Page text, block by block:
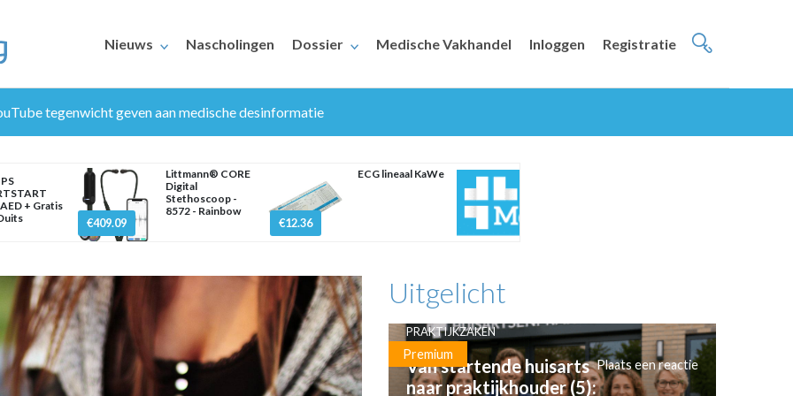
Nieuws Nascholingen Dossier Medische Vakhandel Inloggen Registratie
tegenwicht geven aan medische desinformatie
+ Gratis
€409.09
Littmann® CORE
Digital
Stethoscoop -
8572 - Rainbow
€12.36
ECG lineaal KaWe
Uitgelicht
Premium
PRAKTIJKZAKEN
Van startende huisarts
naar praktijkhouder (5):
Plaats een reactie